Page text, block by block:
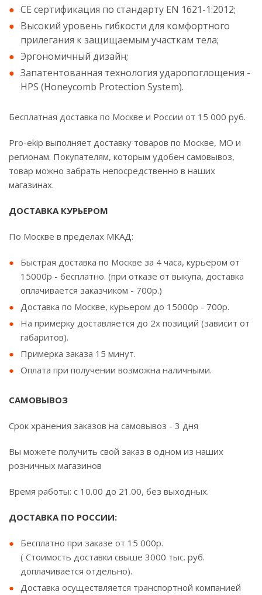
CE сертификация по стандарту EN 1621-1:2012;
Высокий уровень гибкости для комфортного
прилегания к защищаемым участкам тела;
Эргономичный дизайн;
Запатентованная технология ударопоглощения -
HPS (Honeycomb Protection System).
Бесплатная доставка по Москве и России от 15 000 руб.
Pro-ekip выполняет доставку товаров по Москве, МО и
регионам. Покупателям, которым удобен самовывоз,
товар можно забрать непосредственно в наших
магазинах.
ДОСТАВКА КУРЬЕРОМ
По Москве в пределах МКАД:
Быстрая доставка по Москве за 4 часа, курьером от
15000р - бесплатно. (при отказе от выкупа, доставка
оплачивается заказчиком - 700р.)
Доставка по Москве, курьером до 15000р - 700р.
На примерку доставляется до 2х позиций (зависит от
габаритов).
Примерка заказа 15 минут.
Оплата при получении возможна наличными.
САМОВЫВОЗ
Срок хранения заказов на самовывоз - 3 дня
Вы можете получить свой заказ в одном из наших
розничных магазинов
Время работы: с 10.00 до 21.00, без выходных.
ДОСТАВКА ПО РОССИИ:
Бесплатно при заказе от 15 000р.
( Стоимость доставки свыше 3000 тыс. руб.
доплачивается отдельно).
Доставка осуществляется транспортной компанией